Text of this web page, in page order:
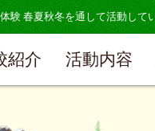
験 春夏秋冬を通して活動して
紹介 活動内容